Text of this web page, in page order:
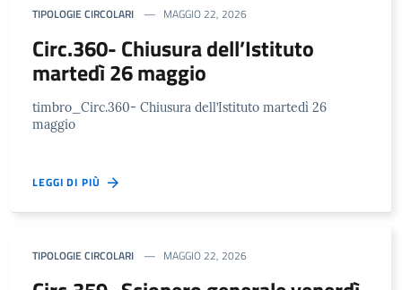
TIPOLOGIE CIRCOLARI MAGGIO 22, 2026
Circ.360- Chiusura dell’Istituto
martedì 26 maggio
timbro_Circ.360- Chiusura dell’Istituto martedì 26
maggio
LEGGI DI PIÙ
TIPOLOGIE CIRCOLARI MAGGIO 22, 2026